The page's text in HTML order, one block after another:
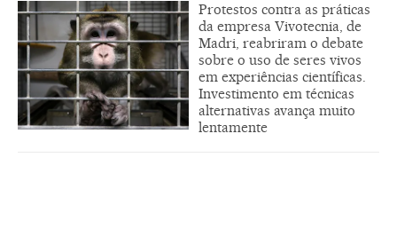
Protestos contra as práticas
da empresa Vivotecnia, de
Madri, reabriram o debate
sobre o uso de seres vivos
em experiências científicas.
Investimento em técnicas
alternativas avança muito
lentamente